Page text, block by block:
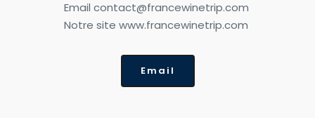
Email contact@francewinetrip.com
Notre site www.francewinetrip.com
Email